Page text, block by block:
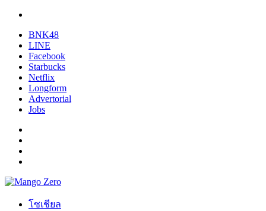
BNK48
LINE
Facebook
Starbucks
Netflix
Longform
Advertorial
Jobs
โซเชียล